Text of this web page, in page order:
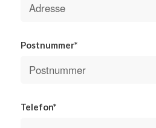
Postnummer*
Telefon*